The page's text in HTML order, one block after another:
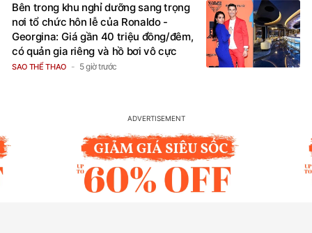
Bên trong khu nghỉ dưỡng sang trọng
nơi tổ chức hôn lễ của Ronaldo -
Georgina: Giá gần 40 triệu đồng/đêm,
có quản gia riêng và hồ bơi vô cực
SAO THỂ THAO 5 giờ trước